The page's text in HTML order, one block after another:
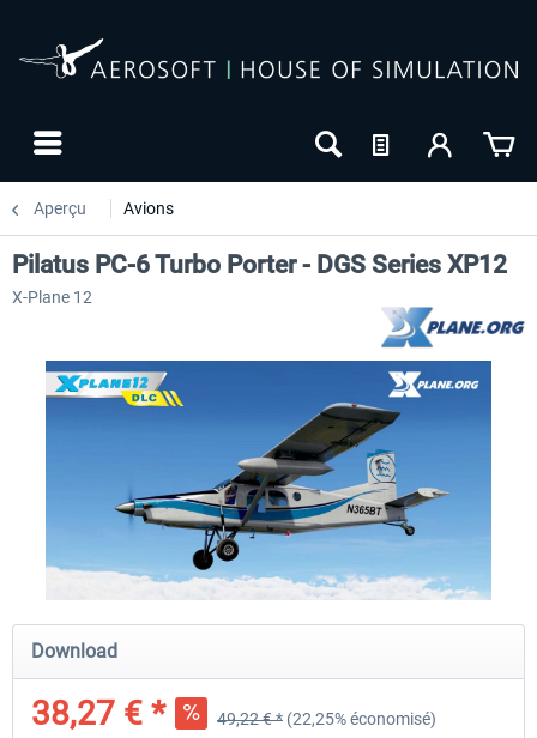
Aperçu Avions
X-Plane.org - King Air 350 XP12
54,41 € *
X-Plane.org - Cessna 172M
33,23 € *
Pilatus PC-6 Turbo Porter - DGS Series XP12
X-Plane 12
Download
38,27 € * 49,22 € * (22,25% économisé)